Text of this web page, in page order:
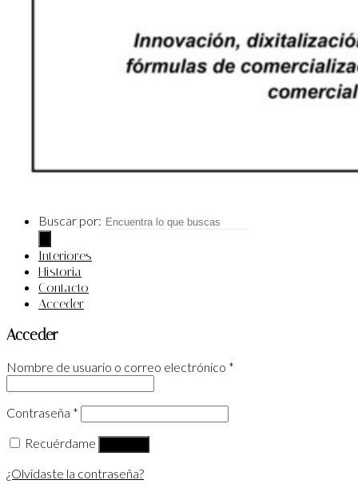
Buscar por:
Interiores
Historia
Contacto
Acceder
Acceder
Nombre de usuario o correo electrónico *
Contraseña *
Recuérdame
¿Olvidaste la contraseña?